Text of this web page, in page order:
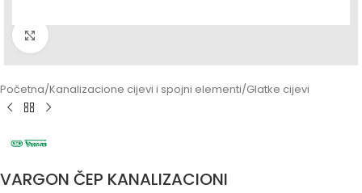
Povećaj sliku
Početna/Kanalizacione cijevi i spojni elementi/Glatke cijevi
VARGON ČEP KANALIZACIONI